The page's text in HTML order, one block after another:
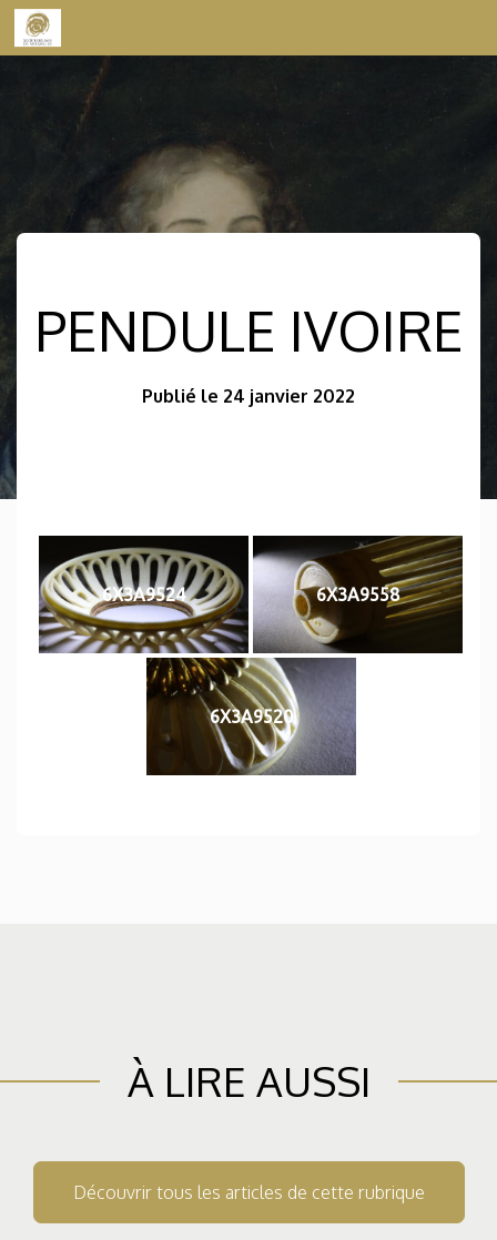
Skip to content
PENDULE IVOIRE
Publié le 24 janvier 2022
6X3A9524 6X3A9558
6X3A9520
À LIRE AUSSI
Découvrir tous les articles de cette rubrique